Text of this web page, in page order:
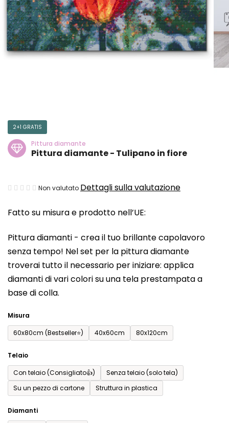
Fatto su misura e prodotto nell’UE:
Pittura diamanti - crea il tuo brillante capolavoro
senza tempo! Nel set per la pittura diamante
troverai tutto il necessario per iniziare: applica
diamanti di vari colori su una tela prestampata a
base di colla.
Misura
60x80cm (Bestseller⭐)
40x60cm 80x120cm
Telaio
Con telaio (Consigliato👍)
Senza telaio (solo tela)
Su un pezzo di cartone
Struttura in plastica
Diamanti
2+1 GRATIS
Pittura diamante
Pittura diamante - Tulipano in fiore
La
media
prodotto
è
0,0
su
5
Non valutato Dettagli sulla valutazione